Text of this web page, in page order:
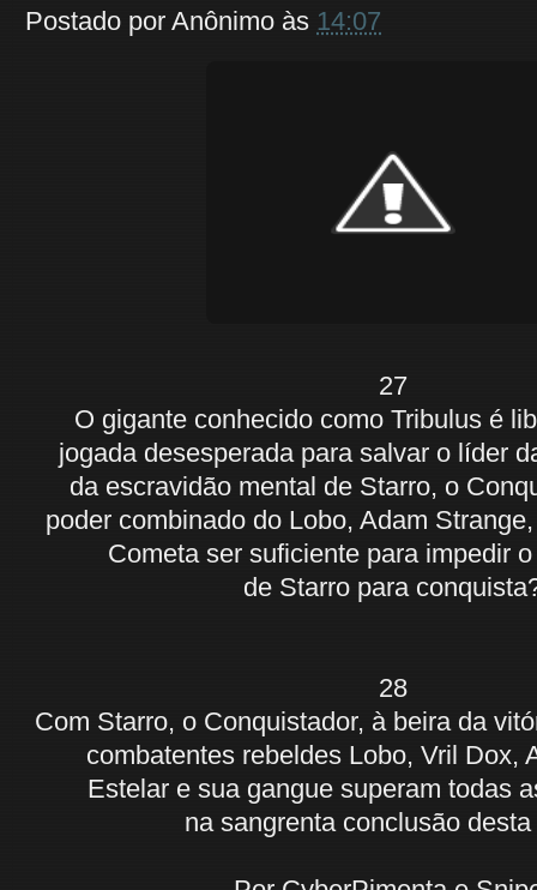
Postado por Anônimo às 14:07
27
O gigante conhecido como Tribulus é
jogada desesperada para salvar o líder
da escravidão mental de Starro, o
poder combinado do Lobo, Adam
Cometa ser suficiente para impedir
de Starro para
28
Com Starro, o Conquistador, à beira da
combatentes rebeldes Lobo, Vril Dox,
Estelar e sua gangue superam todas
na sangrenta conclusão